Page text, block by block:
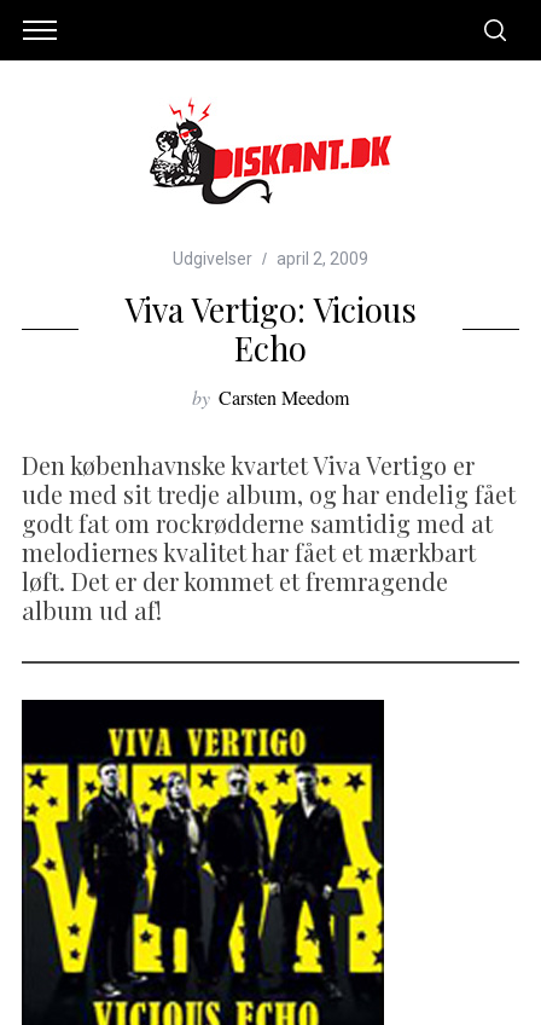
Udgivelser april 2, 2009
Viva Vertigo: Vicious
Echo
by Carsten Meedom
Den københavnske kvartet Viva Vertigo er
ude med sit tredje album, og har endelig fået
godt fat om rockrødderne samtidig med at
melodiernes kvalitet har fået et mærkbart
løft. Det er der kommet et fremragende
album ud af!